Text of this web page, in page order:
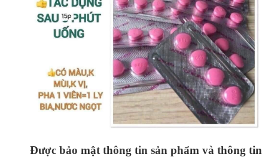
Được bảo mật thông tin sản phẩm và thông tin